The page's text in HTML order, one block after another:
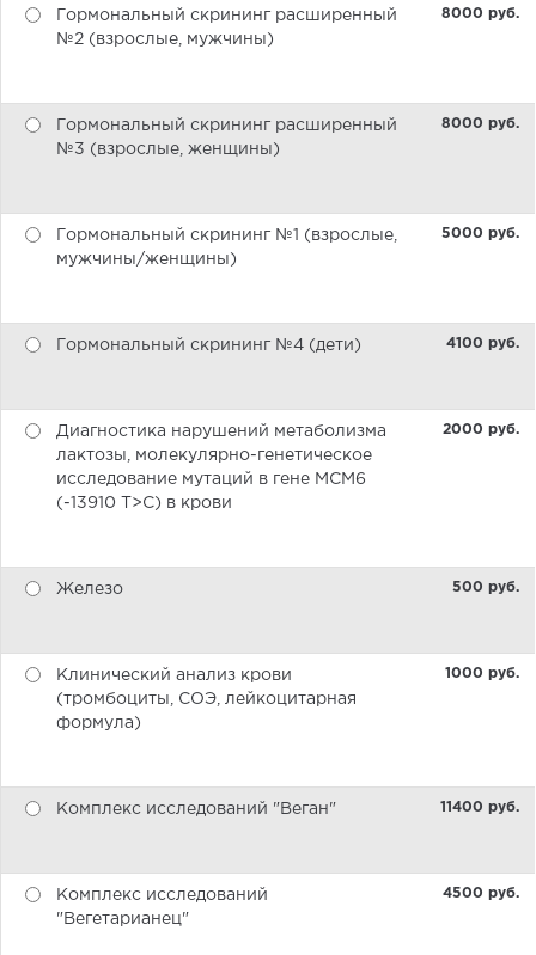
Гормональный скрининг расширенный
№2 (взрослые, мужчины)
8000 pуб.
Гормональный скрининг расширенный
№3 (взрослые, женщины)
8000 pуб.
Гормональный скрининг №1 (взрослые,
мужчины/женщины)
5000 pуб.
Гормональный скрининг №4 (дети) 4100 pуб.
Диагностика нарушений метаболизма
лактозы, молекулярно-генетическое
исследование мутаций в гене MCM6
(-13910 T>C) в крови
2000 pуб.
Железо 500 pуб.
Клинический анализ крови
(тромбоциты, СОЭ, лейкоцитарная
формула)
1000 pуб.
Комплекс исследований "Веган" 11400 pуб.
Комплекс исследований
"Вегетарианец"
4500 pуб.